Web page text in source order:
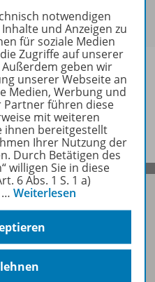
notwendigen
und Anzeigen zu
für soziale Medien
Zugriffe auf unserer
geben wir
unserer Webseite an
Medien, Werbung und
Partner führen diese
mit weiteren
ihnen bereitgestellt
Ihrer Nutzung der
Durch Betätigen des
willigen Sie in diese
6 Abs. 1 S. 1 a)
… Weiterlesen